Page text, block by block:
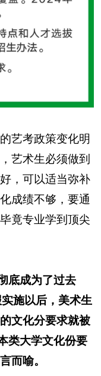
艺考政策变化明
艺术生必须做到
，可以适当弥补
成绩不够，要通
竟专业学到顶尖
底成为了过去
施以后，美术生
文化分要求就被
类大学文化份要
而喻。